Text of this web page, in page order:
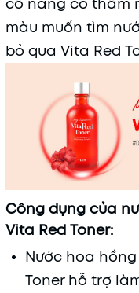
màu muốn tìm
bỏ qua Vita Red
Công dụng của
Vita Red Toner:
Nước hoa
Toner hỗ trợ